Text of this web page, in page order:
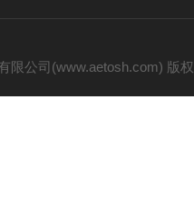
限公司(www.aetosh.com)